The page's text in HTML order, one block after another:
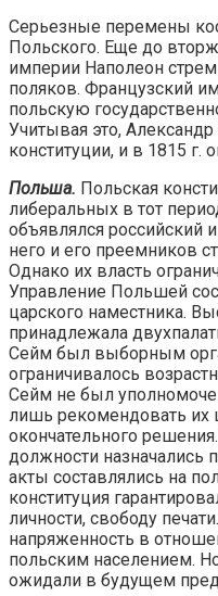
Серьезные перемены
Польского. Еще до
империи Наполеон
поляков. Французский
польскую
Учитывая это,
конституции, и в 1815 г.
Польша. Польская
либеральных в тот
объявлялся российский
него и его преемников
Однако их власть
Управление Польшей
царского наместника.
принадлежала
Сейм был выборным
ограничивалось
Сейм не был
лишь рекомендовать
окончательного
должности назначались
акты составлялись на
конституция
личности, свободу
напряженность в
польским населением.
ожидали в будущем